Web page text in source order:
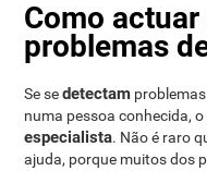
Como
problemas
Se sedetectam
numa pessoa conhecida,
especialista. Não é raro
ajuda, porque muitos dos